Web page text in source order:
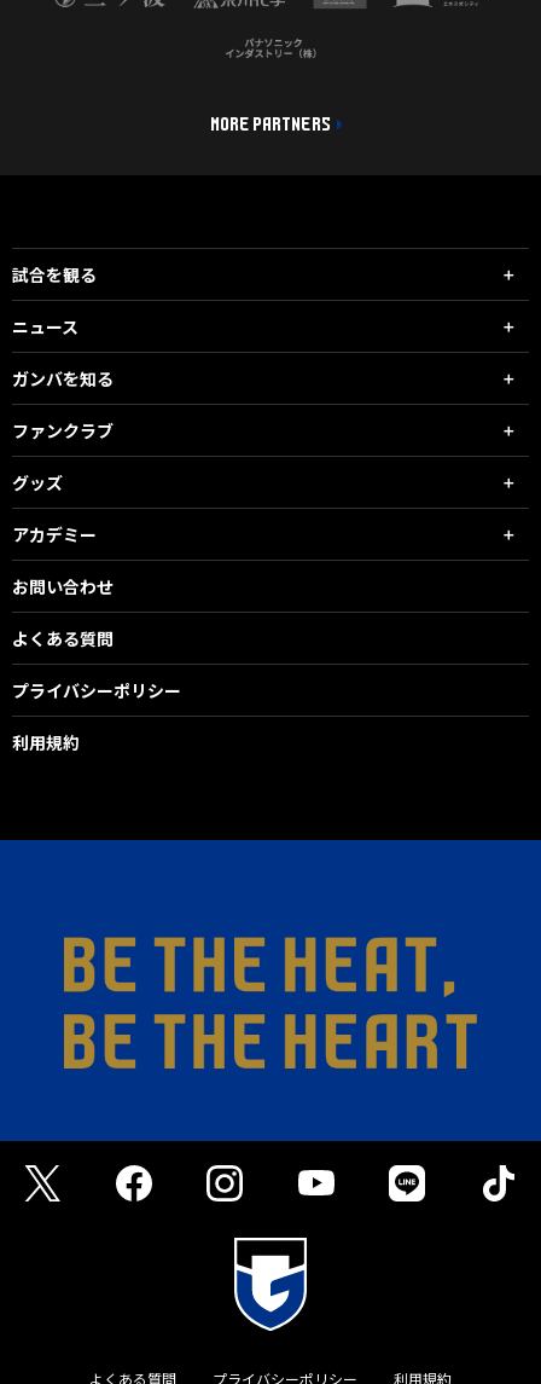
MORE PARTNERS
試合を観る
ニュース
ガンバを知る
ファンクラブ
グッズ
アカデミー
お問い合わせ
よくある質問
プライバシーポリシー
利用規約
よくある質問 プライバシーポリシー 利用規約